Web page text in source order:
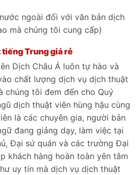
ngoài đối với văn bản dịch
mà chúng tôi cung cấp)
Trung giá rẻ
Dịch Châu Á luôn tự hào và
chất lượng dịch vụ dịch thuật
chúng tôi đem đến cho Quý
dịch thuật viên hùng hậu cùng
là các chuyên gia, người bản
đang giảng dạy, làm việc tại
Đại sứ quán và các trường Đại
khách hàng hoàn toàn yên tâm
uy tín mà dịch vụ dịch thuật